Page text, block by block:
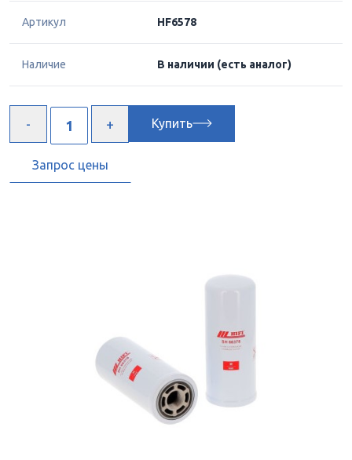
Артикул HF6578
Наличие В наличии (есть аналог)
Купить
Запрос цены